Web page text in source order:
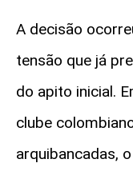
A decisão
tensão que já
do apito inicial.
clube
arquibancadas,